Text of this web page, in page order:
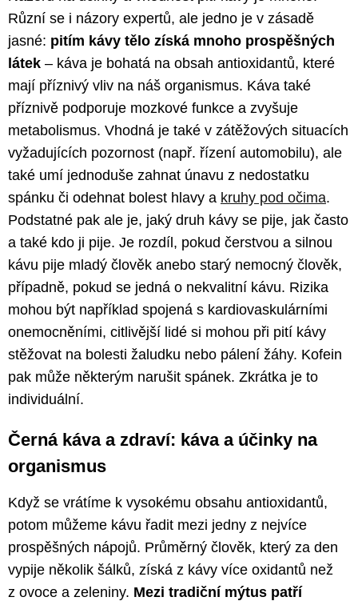
Různí se i názory expertů, ale jedno je v zásadě
jasné: pitím kávy tělo získá mnoho prospěšných
látek – káva je bohatá na obsah antioxidantů, které
mají příznivý vliv na náš organismus. Káva také
příznivě podporuje mozkové funkce a zvyšuje
metabolismus. Vhodná je také v zátěžových situacích
vyžadujících pozornost (např. řízení automobilu), ale
také umí jednoduše zahnat únavu z nedostatku
spánku či odehnat bolest hlavy a kruhy pod očima.
Podstatné pak ale je, jaký druh kávy se pije, jak často
a také kdo ji pije. Je rozdíl, pokud čerstvou a silnou
kávu pije mladý člověk anebo starý nemocný člověk,
případně, pokud se jedná o nekvalitní kávu. Rizika
mohou být například spojená s kardiovaskulárními
onemocněními, citlivější lidé si mohou při pití kávy
stěžovat na bolesti žaludku nebo pálení žáhy. Kofein
pak může některým narušit spánek. Zkrátka je to
individuální.
Černá káva a zdraví: káva a účinky na
organismus
Když se vrátíme k vysokému obsahu antioxidantů,
potom můžeme kávu řadit mezi jedny z nejvíce
prospěšných nápojů. Průměrný člověk, který za den
vypije několik šálků, získá z kávy více oxidantů než
z ovoce a zeleniny. Mezi tradiční mýtus patří